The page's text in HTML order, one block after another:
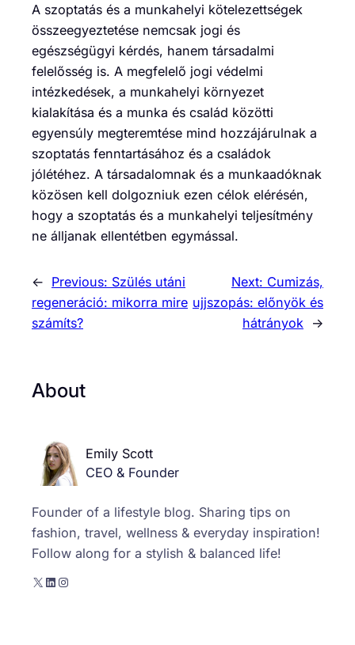
A szoptatás és a munkahelyi kötelezettségek
összeegyeztetése nemcsak jogi és
egészségügyi kérdés, hanem társadalmi
felelősség is. A megfelelő jogi védelmi
intézkedések, a munkahelyi környezet
kialakítása és a munka és család közötti
egyensúly megteremtése mind hozzájárulnak a
szoptatás fenntartásához és a családok
jólétéhez. A társadalomnak és a munkaadóknak
közösen kell dolgozniuk ezen célok elérésén,
hogy a szoptatás és a munkahelyi teljesítmény
ne álljanak ellentétben egymással.
← Previous: Szülés utáni
regeneráció: mikorra mire
számíts?
Next: Cumizás,
ujjszopás: előnyök és
hátrányok
→
About
Emily Scott
CEO & Founder
Founder of a lifestyle blog. Sharing tips on
fashion, travel, wellness & everyday inspiration!
Follow along for a stylish & balanced life!
X LinkedIn Instagram